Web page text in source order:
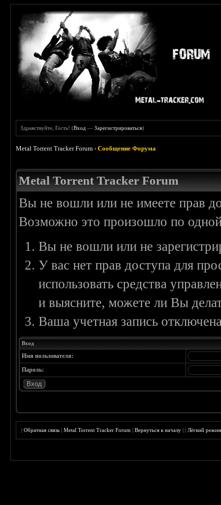
Здравствуйте, Гость! (Вход —Зарегистрироваться)
Metal Torrent Tracker Forum ›Сообщение Форума
Metal Torrent Tracker Forum
Вы не вошли или не имеете прав
Возможно это произошло по
Вы не вошли или не
У вас нет прав доступа для
использовать средства
и выясните, можете ли Вы
Ваша учетная запись
Вход
Имя пользователя:
Пароль:
|Обратная связь |Metal Torrent Tracker Forum |Вернуться к началу ||Лёгкий